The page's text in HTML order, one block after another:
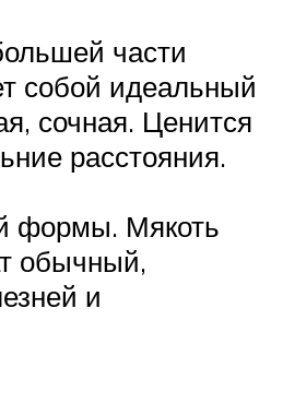
части
собой идеальный
сочная. Ценится
расстояния.
формы. Мякоть
обычный,
и